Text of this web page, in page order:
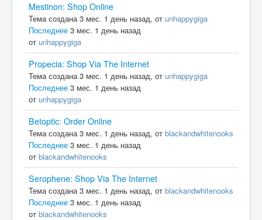
Mestinon: Shop Online
Тема создана 3 мес. 1 день назад, от unhappygiga
Последнее 3 мес. 1 день назад
от unhappygiga
Propecia: Shop Via The Internet
Тема создана 3 мес. 1 день назад, от unhappygiga
Последнее 3 мес. 1 день назад
от unhappygiga
Betoptic: Order Online
Тема создана 3 мес. 1 день назад, от blackandwhitenooks
Последнее 3 мес. 1 день назад
от blackandwhitenooks
Serophene: Shop Via The Internet
Тема создана 3 мес. 1 день назад, от blackandwhitenooks
Последнее 3 мес. 1 день назад
от blackandwhitenooks